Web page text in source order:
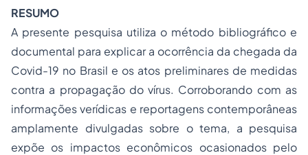
RESUMO
A presente pesquisa utiliza o método bibliográfico e
documental para explicar a ocorrência da chegada da
Covid-19 no Brasil e os atos preliminares de medidas
contra a propagação do vírus. Corroborando com as
informações verídicas e reportagens contemporâneas
amplamente divulgadas sobre o tema, a pesquisa
expõe os impactos econômicos ocasionados pelo